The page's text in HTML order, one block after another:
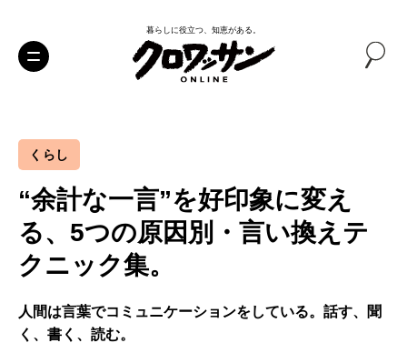
暮らしに役立つ、知恵がある。
くらし
“余計な一言”を好印象に変え
る、5つの原因別・言い換えテ
クニック集。
人間は言葉でコミュニケーションをしている。話す、聞
く、書く、読む。